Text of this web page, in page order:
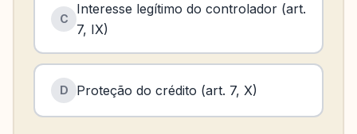
C
Interesse legítimo do controlador (art.
7, IX)
D Proteção do crédito (art. 7, X)